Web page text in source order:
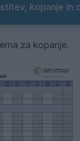
kopanje in
za kopanje.